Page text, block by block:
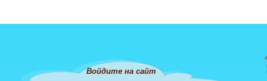
Войдите на сайт